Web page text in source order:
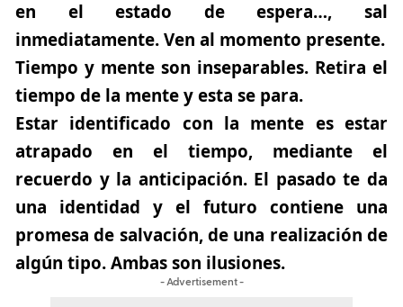
en el estado de espera…, sal
inmediatamente.Ven al momento presente.
Tiempo y mente son inseparables. Retira el
tiempo de la mente y esta se para.
Estar identificado con la mente es estar
atrapado en el tiempo, mediante el
recuerdo y la anticipación. El pasado te da
una identidad y el futuro contiene una
promesa de salvación, de una realización de
algún tipo. Ambas son ilusiones.
- Advertisement -